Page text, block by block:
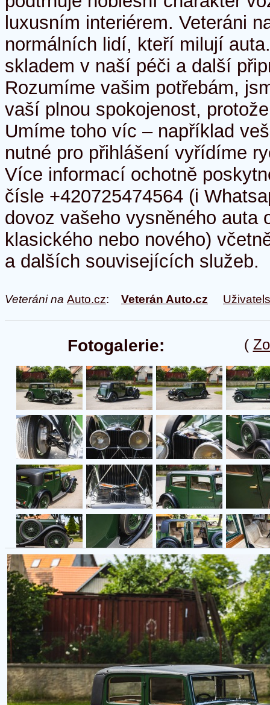
luxusním interiérem. Veteráni
normálních lidí, kteří milují
skladem v naší péči a další
Rozumíme vašim potřebám,
vaší plnou spokojenost,
Umíme toho víc – například
nutné pro přihlášení vyřídíme
Více informací ochotně
čísle +420725474564 (i
dovoz vašeho vysněného auta
klasického nebo nového)
a dalších souvisejících služeb.
Veteráni na Auto.cz: Veterán Auto.cz
(
Fotogalerie: